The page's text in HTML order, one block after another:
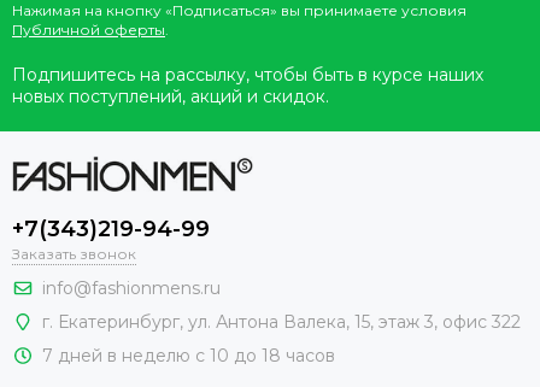
Нажимая на кнопку «Подписаться» вы принимаете условия
Публичной оферты.
Подпишитесь на рассылку, чтобы быть в курсе наших
новых поступлений, акций и скидок.
+7(343)219-94-99
Заказать звонок
info@fashionmens.ru
г. Екатеринбург, ул. Антона Валека, 15, этаж 3, офис 322
7 дней в неделю с 10 до 18 часов